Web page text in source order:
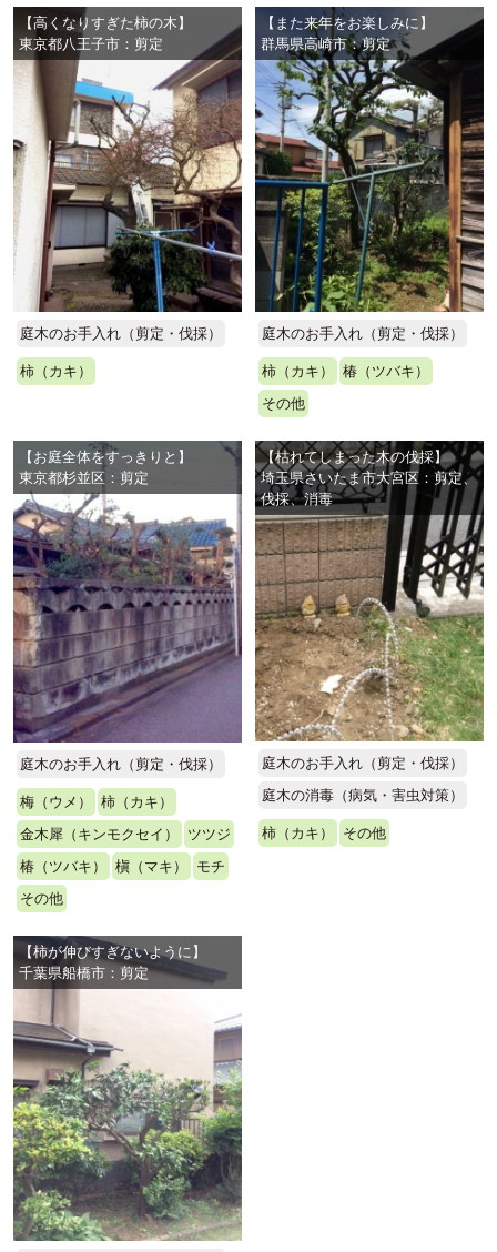
【高くなりすぎた柿の木】
東京都八王子市：剪定
庭木のお手入れ（剪定・伐採）
柿（カキ）
【また来年をお楽しみに】
群馬県高崎市：剪定
庭木のお手入れ（剪定・伐採）
柿（カキ）
椿（ツバキ）
その他
【お庭全体をすっきりと】
東京都杉並区：剪定
庭木のお手入れ（剪定・伐採）
梅（ウメ）
柿（カキ）
金木犀（キンモクセイ）
ツツジ
椿（ツバキ）
槇（マキ）
モチ
その他
【枯れてしまった木の伐採】
埼玉県さいたま市大宮区：剪定、
伐採、消毒
庭木のお手入れ（剪定・伐採）
庭木の消毒（病気・害虫対策）
柿（カキ） その他
【柿が伸びすぎないように】
千葉県船橋市：剪定